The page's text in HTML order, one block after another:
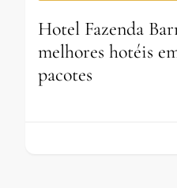
Hotel Fazenda
melhores hotéis
pacotes